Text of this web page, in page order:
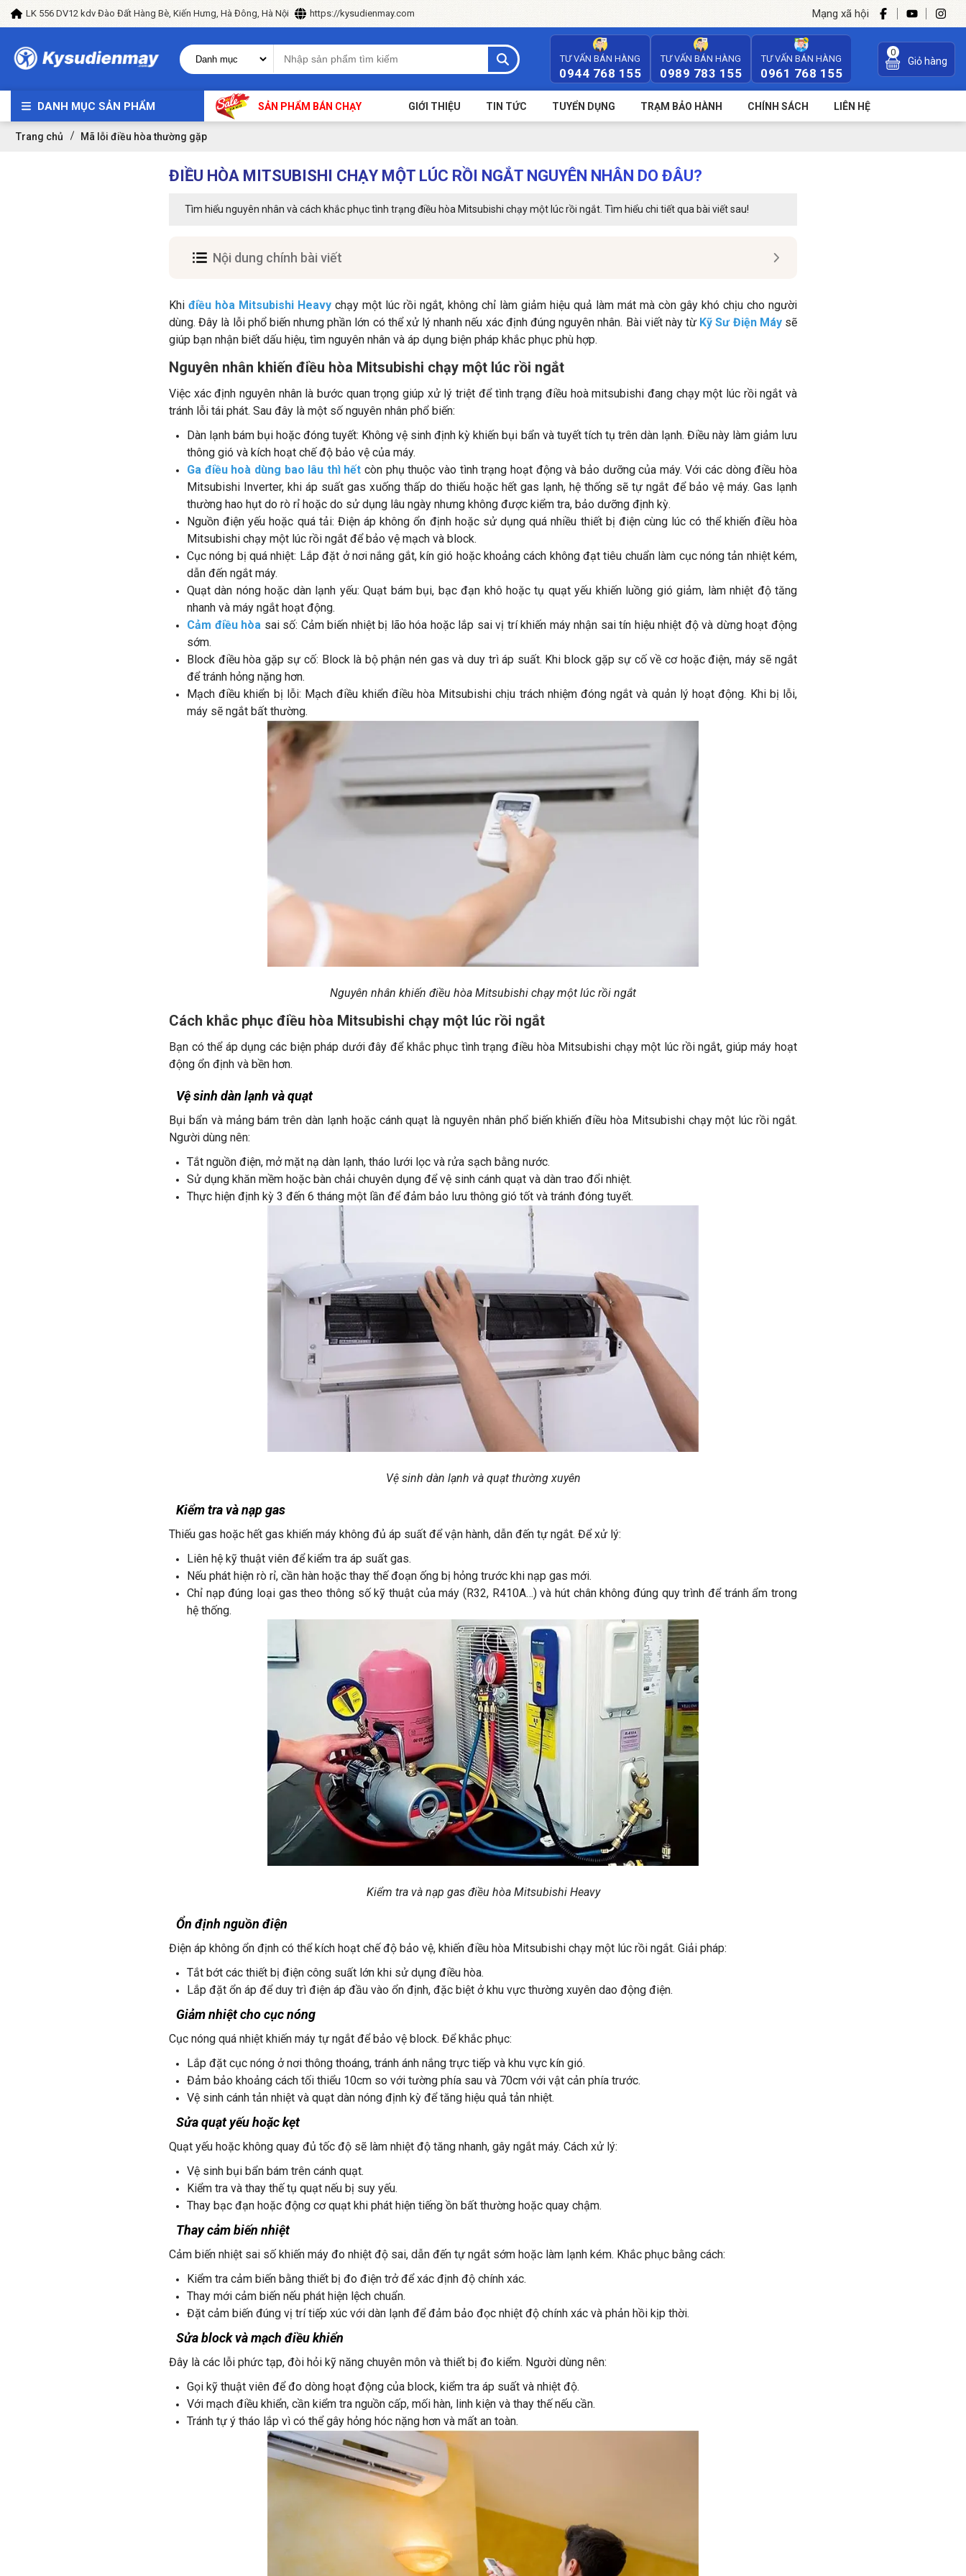
LK 556 DV12 kdv Đào Đất Hàng Bè, Kiến Hưng, Hà Đông, Hà Nội https://kysudienmay.com Mạng xã hội
TƯ VẤN BÁN HÀNG
0944 768 155
TƯ VẤN BÁN HÀNG
0989 783 155
TƯ VẤN BÁN HÀNG
0961 768 155
0
Giỏ hàng
DANH MỤC SẢN PHẨM SẢN PHẨM BÁN CHẠY GIỚI THIỆU TIN TỨC TUYỂN DỤNG TRẠM BẢO HÀNH CHÍNH SÁCH LIÊN HỆ
Trang chủ Mã lỗi điều hòa thường gặp
ĐIỀU HÒA MITSUBISHI CHẠY MỘT LÚC RỒI NGẮT NGUYÊN NHÂN DO ĐÂU?
Tìm hiểu nguyên nhân và cách khắc phục tình trạng điều hòa Mitsubishi chạy một lúc rồi ngắt. Tìm hiểu chi tiết qua bài viết sau!
Nội dung chính bài viết
Khi điều hòa Mitsubishi Heavy chạy một lúc rồi ngắt, không chỉ làm giảm hiệu quả làm mát mà còn gây khó chịu cho người
dùng. Đây là lỗi phổ biến nhưng phần lớn có thể xử lý nhanh nếu xác định đúng nguyên nhân. Bài viết này từ Kỹ Sư Điện Máysẽ
giúp bạn nhận biết dấu hiệu, tìm nguyên nhân và áp dụng biện pháp khắc phục phù hợp.
Nguyên nhân khiến điều hòa Mitsubishi chạy một lúc rồi ngắt
Việc xác định nguyên nhân là bước quan trọng giúp xử lý triệt để tình trạng điều hoà mitsubishi đang chạy một lúc rồi ngắt và
tránh lỗi tái phát. Sau đây là một số nguyên nhân phổ biến:
Dàn lạnh bám bụi hoặc đóng tuyết: Không vệ sinh định kỳ khiến bụi bẩn và tuyết tích tụ trên dàn lạnh. Điều này làm giảm lưu
thông gió và kích hoạt chế độ bảo vệ của máy.
Ga điều hoà dùng bao lâu thì hếtcòn phụ thuộc vào tình trạng hoạt động và bảo dưỡng của máy. Với các dòng điều hòa
Mitsubishi Inverter, khi áp suất gas xuống thấp do thiếu hoặc hết gas lạnh, hệ thống sẽ tự ngắt để bảo vệ máy. Gas lạnh
thường hao hụt do rò rỉ hoặc do sử dụng lâu ngày nhưng không được kiểm tra, bảo dưỡng định kỳ.
Nguồn điện yếu hoặc quá tải: Điện áp không ổn định hoặc sử dụng quá nhiều thiết bị điện cùng lúc có thể khiến điều hòa
Mitsubishi chạy một lúc rồi ngắt để bảo vệ mạch và block.
Cục nóng bị quá nhiệt: Lắp đặt ở nơi nắng gắt, kín gió hoặc khoảng cách không đạt tiêu chuẩn làm cục nóng tản nhiệt kém,
dẫn đến ngắt máy.
Quạt dàn nóng hoặc dàn lạnh yếu: Quạt bám bụi, bạc đạn khô hoặc tụ quạt yếu khiến luồng gió giảm, làm nhiệt độ tăng
nhanh và máy ngắt hoạt động.
Cảm điều hòa sai số: Cảm biến nhiệt bị lão hóa hoặc lắp sai vị trí khiến máy nhận sai tín hiệu nhiệt độ và dừng hoạt động
sớm.
Block điều hòa gặp sự cố: Block là bộ phận nén gas và duy trì áp suất. Khi block gặp sự cố về cơ hoặc điện, máy sẽ ngắt
để tránh hỏng nặng hơn.
Mạch điều khiển bị lỗi: Mạch điều khiển điều hòa Mitsubishi chịu trách nhiệm đóng ngắt và quản lý hoạt động. Khi bị lỗi,
máy sẽ ngắt bất thường.
Nguyên nhân khiến điều hòa Mitsubishi chạy một lúc rồi ngắt
Cách khắc phục điều hòa Mitsubishi chạy một lúc rồi ngắt
Bạn có thể áp dụng các biện pháp dưới đây để khắc phục tình trạng điều hòa Mitsubishi chạy một lúc rồi ngắt, giúp máy hoạt
động ổn định và bền hơn.
Vệ sinh dàn lạnh và quạt
Bụi bẩn và mảng bám trên dàn lạnh hoặc cánh quạt là nguyên nhân phổ biến khiến điều hòa Mitsubishi chạy một lúc rồi ngắt.
Người dùng nên:
Tắt nguồn điện, mở mặt nạ dàn lạnh, tháo lưới lọc và rửa sạch bằng nước.
Sử dụng khăn mềm hoặc bàn chải chuyên dụng để vệ sinh cánh quạt và dàn trao đổi nhiệt.
Thực hiện định kỳ 3 đến 6 tháng một lần để đảm bảo lưu thông gió tốt và tránh đóng tuyết.
Vệ sinh dàn lạnh và quạt thường xuyên
Kiểm tra và nạp gas
Thiếu gas hoặc hết gas khiến máy không đủ áp suất để vận hành, dẫn đến tự ngắt. Để xử lý:
Liên hệ kỹ thuật viên để kiểm tra áp suất gas.
Nếu phát hiện rò rỉ, cần hàn hoặc thay thế đoạn ống bị hỏng trước khi nạp gas mới.
Chỉ nạp đúng loại gas theo thông số kỹ thuật của máy (R32, R410A…) và hút chân không đúng quy trình để tránh ẩm trong
hệ thống.
Kiểm tra và nạp gas điều hòa Mitsubishi Heavy
Ổn định nguồn điện
Điện áp không ổn định có thể kích hoạt chế độ bảo vệ, khiến điều hòa Mitsubishi chạy một lúc rồi ngắt. Giải pháp:
Tắt bớt các thiết bị điện công suất lớn khi sử dụng điều hòa.
Lắp đặt ổn áp để duy trì điện áp đầu vào ổn định, đặc biệt ở khu vực thường xuyên dao động điện.
Giảm nhiệt cho cục nóng
Cục nóng quá nhiệt khiến máy tự ngắt để bảo vệ block. Để khắc phục:
Lắp đặt cục nóng ở nơi thông thoáng, tránh ánh nắng trực tiếp và khu vực kín gió.
Đảm bảo khoảng cách tối thiểu 10cm so với tường phía sau và 70cm với vật cản phía trước.
Vệ sinh cánh tản nhiệt và quạt dàn nóng định kỳ để tăng hiệu quả tản nhiệt.
Sửa quạt yếu hoặc kẹt
Quạt yếu hoặc không quay đủ tốc độ sẽ làm nhiệt độ tăng nhanh, gây ngắt máy. Cách xử lý:
Vệ sinh bụi bẩn bám trên cánh quạt.
Kiểm tra và thay thế tụ quạt nếu bị suy yếu.
Thay bạc đạn hoặc động cơ quạt khi phát hiện tiếng ồn bất thường hoặc quay chậm.
Thay cảm biến nhiệt
Cảm biến nhiệt sai số khiến máy đo nhiệt độ sai, dẫn đến tự ngắt sớm hoặc làm lạnh kém. Khắc phục bằng cách:
Kiểm tra cảm biến bằng thiết bị đo điện trở để xác định độ chính xác.
Thay mới cảm biến nếu phát hiện lệch chuẩn.
Đặt cảm biến đúng vị trí tiếp xúc với dàn lạnh để đảm bảo đọc nhiệt độ chính xác và phản hồi kịp thời.
Sửa block và mạch điều khiển
Đây là các lỗi phức tạp, đòi hỏi kỹ năng chuyên môn và thiết bị đo kiểm. Người dùng nên:
Gọi kỹ thuật viên để đo dòng hoạt động của block, kiểm tra áp suất và nhiệt độ.
Với mạch điều khiển, cần kiểm tra nguồn cấp, mối hàn, linh kiện và thay thế nếu cần.
Tránh tự ý tháo lắp vì có thể gây hỏng hóc nặng hơn và mất an toàn.